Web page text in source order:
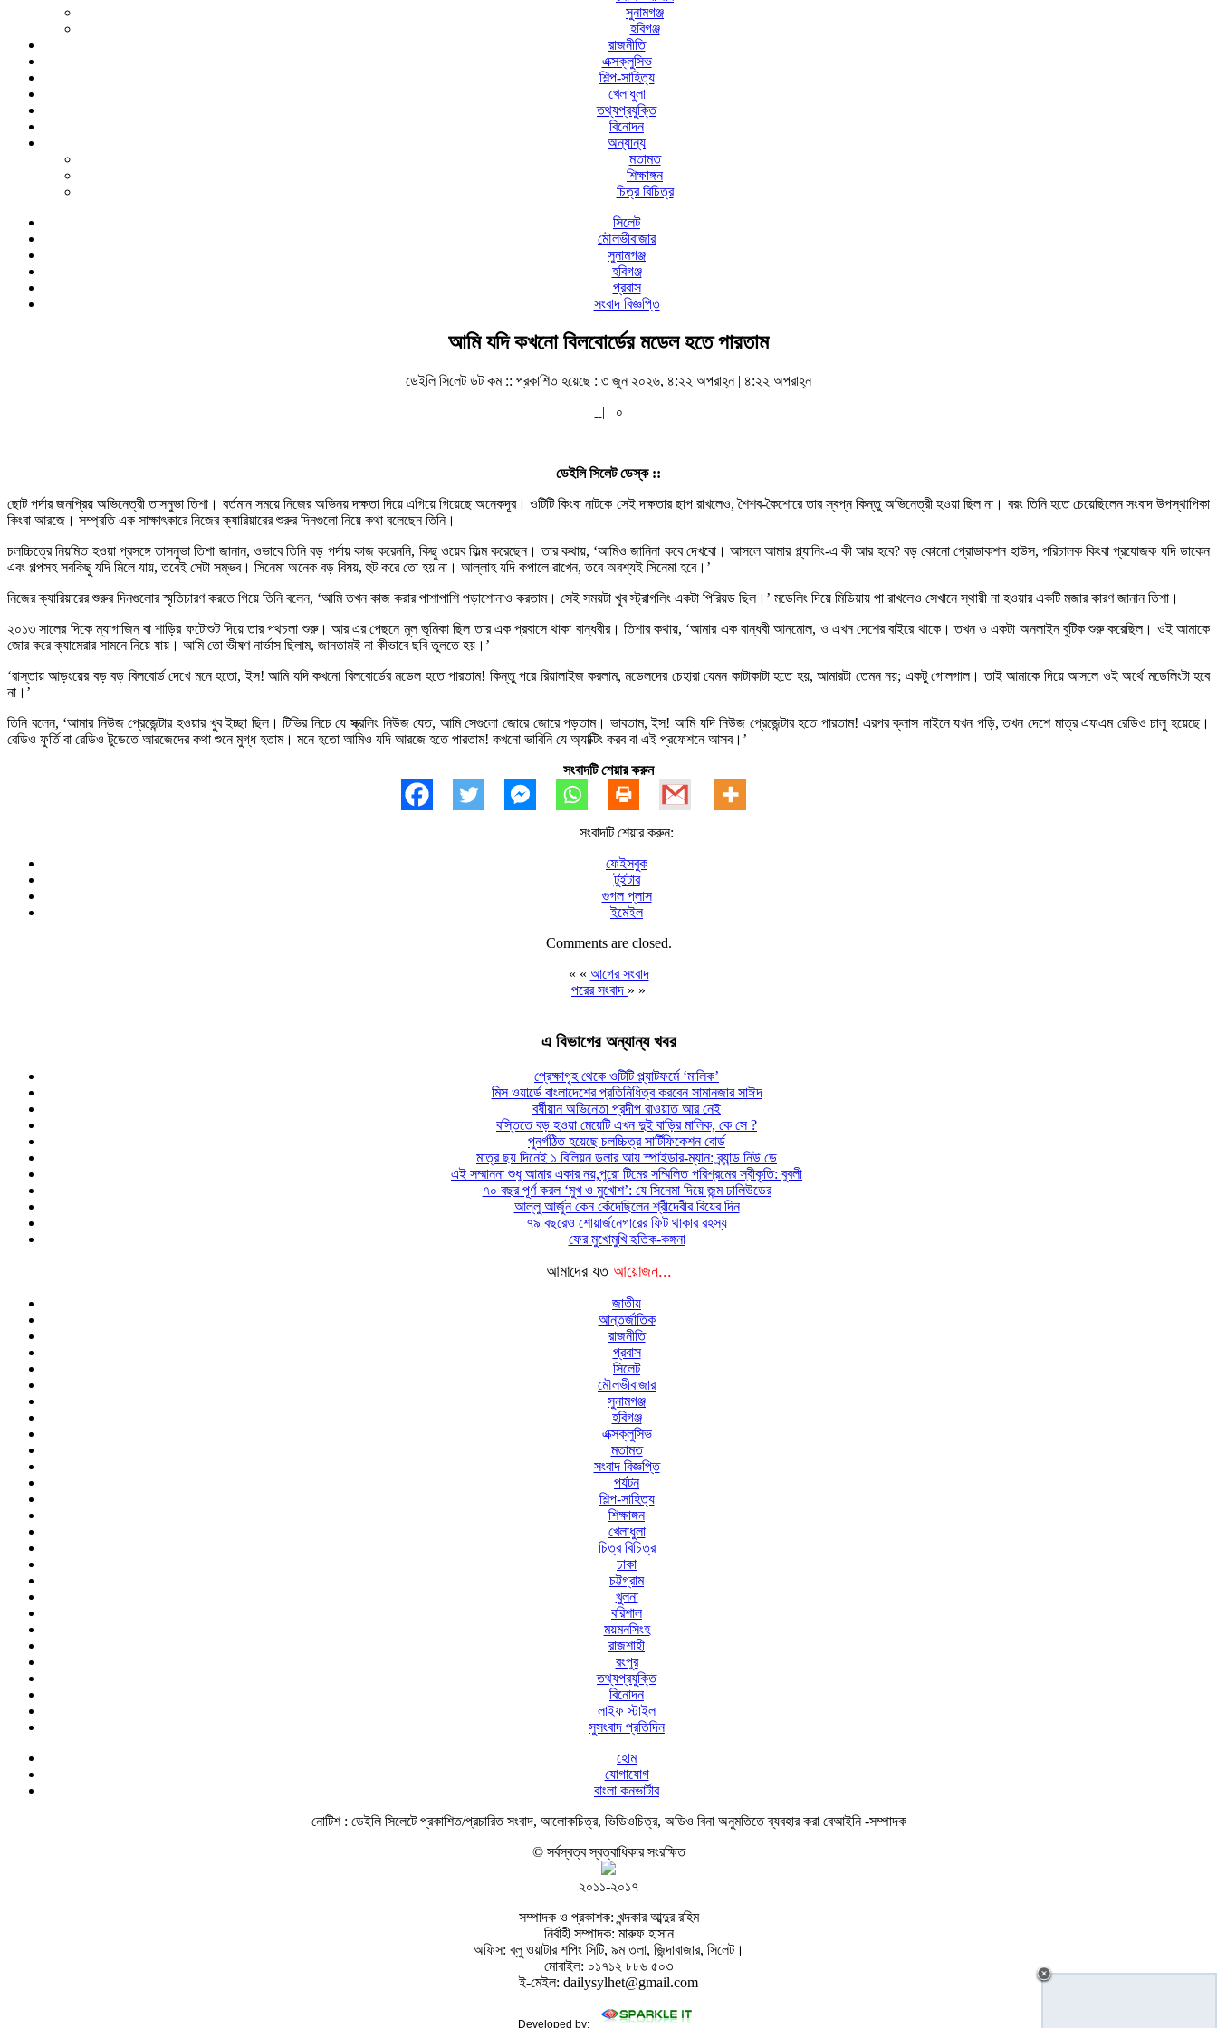
সুনামগঞ্জ
হবিগঞ্জ
রাজনীতি
এক্সক্লুসিভ
শিল্প-সাহিত্য
খেলাধুলা
তথ্যপ্রযুক্তি
বিনোদন
অন্যান্য
মতামত
শিক্ষাঙ্গন
চিত্র বিচিত্র
সিলেট
মৌলভীবাজার
সুনামগঞ্জ
হবিগঞ্জ
প্রবাস
সংবাদ বিজ্ঞপ্তি
আমি যদি কখনো বিলবোর্ডের মডেল হতে পারতাম
ডেইলি সিলেট ডট কম :: প্রকাশিত হয়েছে : ৩ জুন ২০২৬, ৪:২২ অপরাহ্ন | ৪:২২ অপরাহ্ন
|
০
ডেইলি সিলেট ডেস্ক ::
ছোট পর্দার জনপ্রিয় অভিনেত্রী তাসনুভা তিশা। বর্তমান সময়ে নিজের অভিনয় দক্ষতা দিয়ে এগিয়ে গিয়েছে অনেকদূর। ওটিটি কিংবা নাটকে সেই দক্ষতার ছাপ রাখলেও, শৈশব-কৈশোরে তার স্বপ্ন কিন্তু অভিনেত্রী হওয়া ছিল না। বরং তিনি হতে চেয়েছিলেন সংবাদ উপস্থাপিকা
কিংবা আরজে। সম্প্রতি এক সাক্ষাৎকারে নিজের ক্যারিয়ারের শুরুর দিনগুলো নিয়ে কথা বলেছেন তিনি।
চলচ্চিত্রে নিয়মিত হওয়া প্রসঙ্গে তাসনুভা তিশা জানান, ওভাবে তিনি বড় পর্দায় কাজ করেননি, কিছু ওয়েব ফিল্ম করেছেন। তার কথায়, ‘আমিও জানিনা কবে দেখবো। আসলে আমার প্ল্যানিং-এ কী আর হবে? বড় কোনো প্রোডাকশন হাউস, পরিচালক কিংবা প্রযোজক যদি ডাকেন
এবং গল্পসহ সবকিছু যদি মিলে যায়, তবেই সেটা সম্ভব। সিনেমা অনেক বড় বিষয়, হুট করে তো হয় না। আল্লাহ যদি কপালে রাখেন, তবে অবশ্যই সিনেমা হবে।’
নিজের ক্যারিয়ারের শুরুর দিনগুলোর স্মৃতিচারণ করতে গিয়ে তিনি বলেন, ‘আমি তখন কাজ করার পাশাপাশি পড়াশোনাও করতাম। সেই সময়টা খুব স্ট্রাগলিং একটা পিরিয়ড ছিল।’ মডেলিং দিয়ে মিডিয়ায় পা রাখলেও সেখানে স্থায়ী না হওয়ার একটি মজার কারণ জানান তিশা।
২০১৩ সালের দিকে ম্যাগাজিন বা শাড়ির ফটোশুট দিয়ে তার পথচলা শুরু। আর এর পেছনে মূল ভূমিকা ছিল তার এক প্রবাসে থাকা বান্ধবীর। তিশার কথায়, ‘আমার এক বান্ধবী আনমোল, ও এখন দেশের বাইরে থাকে। তখন ও একটা অনলাইন বুটিক শুরু করেছিল। ওই আমাকে
জোর করে ক্যামেরার সামনে নিয়ে যায়। আমি তো ভীষণ নার্ভাস ছিলাম, জানতামই না কীভাবে ছবি তুলতে হয়।’
‘রাস্তায় আড়ংয়ের বড় বড় বিলবোর্ড দেখে মনে হতো, ইস! আমি যদি কখনো বিলবোর্ডের মডেল হতে পারতাম! কিন্তু পরে রিয়ালাইজ করলাম, মডেলদের চেহারা যেমন কাটাকাটা হতে হয়, আমারটা তেমন নয়; একটু গোলগাল। তাই আমাকে দিয়ে আসলে ওই অর্থে মডেলিংটা হবে
না।’
তিনি বলেন, ‘আমার নিউজ প্রেজেন্টার হওয়ার খুব ইচ্ছা ছিল। টিভির নিচে যে স্ক্রলিং নিউজ যেত, আমি সেগুলো জোরে জোরে পড়তাম। ভাবতাম, ইস! আমি যদি নিউজ প্রেজেন্টার হতে পারতাম! এরপর ক্লাস নাইনে যখন পড়ি, তখন দেশে মাত্র এফএম রেডিও চালু হয়েছে।
রেডিও ফুর্তি বা রেডিও টুডেতে আরজেদের কথা শুনে মুগ্ধ হতাম। মনে হতো আমিও যদি আরজে হতে পারতাম! কখনো ভাবিনি যে অ্যাক্টিং করব বা এই প্রফেশনে আসব।’
সংবাদটি শেয়ার করুন
সংবাদটি শেয়ার করুন:
ফেইসবুক
টুইটার
গুগল প্লাস
ইমেইল
Comments are closed.
« « আগের সংবাদ
পরের সংবাদ » »
এ বিভাগের অন্যান্য খবর
প্রেক্ষাগৃহ থেকে ওটিটি প্ল্যাটফর্মে ‘মালিক’
মিস ওয়ার্ল্ডে বাংলাদেশের প্রতিনিধিত্ব করবেন সামানজার সাঈদ
বর্ষীয়ান অভিনেতা প্রদীপ রাওয়াত আর নেই
বস্তিতে বড় হওয়া মেয়েটি এখন দুই বাড়ির মালিক, কে সে ?
পুনর্গঠিত হয়েছে চলচ্চিত্র সার্টিফিকেশন বোর্ড
মাত্র ছয় দিনেই ১ বিলিয়ন ডলার আয় স্পাইডার-ম্যান: ব্র্যান্ড নিউ ডে
এই সম্মাননা শুধু আমার একার নয়,পুরো টিমের সম্মিলিত পরিশ্রমের স্বীকৃতি: বুবলী
৭০ বছর পূর্ণ করল ‘মুখ ও মুখোশ’: যে সিনেমা দিয়ে জন্ম ঢালিউডের
আল্লু আর্জুন কেন কেঁদেছিলেন শ্রীদেবীর বিয়ের দিন
৭৯ বছরেও শোয়ার্জনেগারের ফিট থাকার রহস্য
ফের মুখোমুখি হৃতিক-কঙ্গনা
আমাদের যত আয়োজন...
জাতীয়
আন্তর্জাতিক
রাজনীতি
প্রবাস
সিলেট
মৌলভীবাজার
সুনামগঞ্জ
হবিগঞ্জ
এক্সক্লুসিভ
মতামত
সংবাদ বিজ্ঞপ্তি
পর্যটন
শিল্প-সাহিত্য
শিক্ষাঙ্গন
খেলাধুলা
চিত্র বিচিত্র
ঢাকা
চট্টগ্রাম
খুলনা
বরিশাল
ময়মনসিংহ
রাজশাহী
রংপুর
তথ্যপ্রযুক্তি
বিনোদন
লাইফ স্টাইল
সুসংবাদ প্রতিদিন
হোম
যোগাযোগ
বাংলা কনভার্টার
নোটিশ : ডেইলি সিলেটে প্রকাশিত/প্রচারিত সংবাদ, আলোকচিত্র, ভিডিওচিত্র, অডিও বিনা অনুমতিতে ব্যবহার করা বেআইনি -সম্পাদক
© সর্বস্বত্ব স্বত্বাধিকার সংরক্ষিত
২০১১-২০১৭
সম্পাদক ও প্রকাশক: খন্দকার আব্দুর রহিম
নির্বাহী সম্পাদক: মারুফ হাসান
অফিস: ব্লু ওয়াটার শপিং সিটি, ৯ম তলা, জিন্দাবাজার, সিলেট।
মোবাইল: ০১৭১২ ৮৮৬ ৫০৩
ই-মেইল: dailysylhet@gmail.com
Developed by: